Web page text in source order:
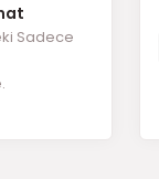
Sadece